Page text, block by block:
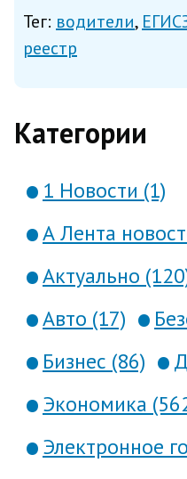
заболеваний
недопустимых
медицинская
Тег: водители
реестр
Категории
1 Новости (1)
А Лента
Актуально
Авто (17)
Бизнес (86)
Экономика
Электронное